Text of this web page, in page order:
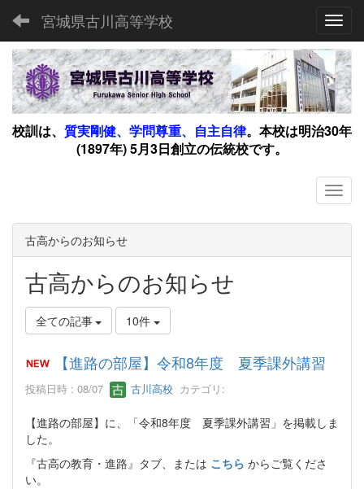
宮城県古川高等学校
校訓は、 質実剛健、学問尊重、自主自律。 本校は明治30年
(1897年) 5月3日創立の伝統校です。
古高からのお知らせ
古高からのお知らせ
全ての記事 10件
【進路の部屋】令和8年度 夏季課外講習
投稿日時 : 08/07 古川高校 カテゴリ:
【進路の部屋】に、「令和8年度 夏季課外講習」を掲載しま
した。
『古高の教育・進路』タブ、または こちら からご覧くださ
い。